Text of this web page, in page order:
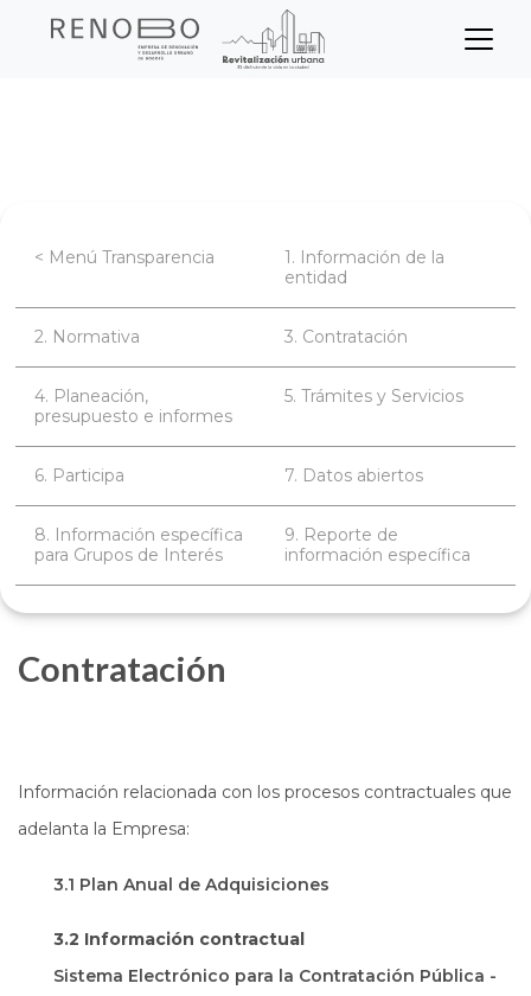
Sitio Web Empresa de
Transparencia
< Menú Transparencia
1. Información de la
entidad
2. Normativa 3. Contratación
4. Planeación,
presupuesto e informes
5. Trámites y Servicios
6. Participa 7. Datos abiertos
8. Información específica
para Grupos de Interés
9. Reporte de
información específica
Contratación
Información relacionada con los procesos contractuales que
adelanta la Empresa:
3.1 Plan Anual de Adquisiciones
3.2 Información contractual
Sistema Electrónico para la Contratación Pública -